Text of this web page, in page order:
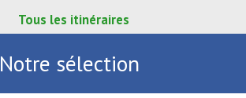
Tous les itinéraires
Notre sélection